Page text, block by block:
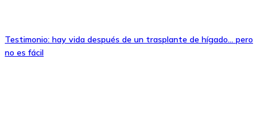
Testimonio: hay vida después de un trasplante de hígado… pero
no es fácil